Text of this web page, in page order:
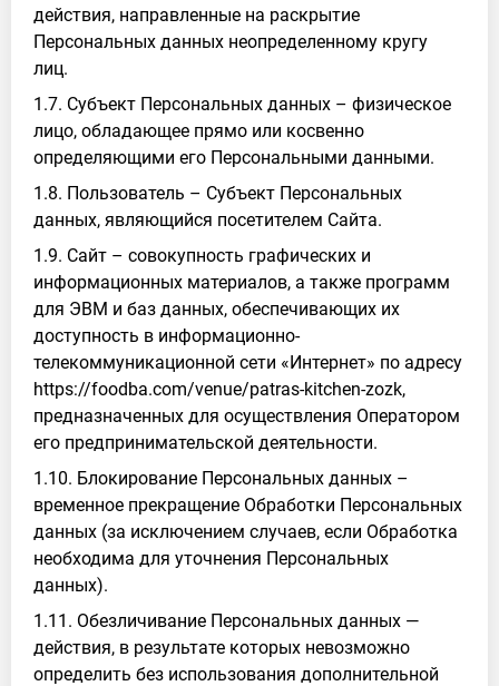
действия, направленные на раскрытие
Персональных данных неопределенному кругу
лиц.
1.7. Субъект Персональных данных – физическое
лицо, обладающее прямо или косвенно
определяющими его Персональными данными.
1.8. Пользователь – Субъект Персональных
данных, являющийся посетителем Сайта.
1.9. Сайт – совокупность графических и
информационных материалов, а также программ
для ЭВМ и баз данных, обеспечивающих их
доступность в информационно-
телекоммуникационной сети «Интернет» по адресу
https://foodba.com/venue/patras-kitchen-zozk,
предназначенных для осуществления Оператором
его предпринимательской деятельности.
1.10. Блокирование Персональных данных –
временное прекращение Обработки Персональных
данных (за исключением случаев, если Обработка
необходима для уточнения Персональных
данных).
1.11. Обезличивание Персональных данных —
действия, в результате которых невозможно
определить без использования дополнительной